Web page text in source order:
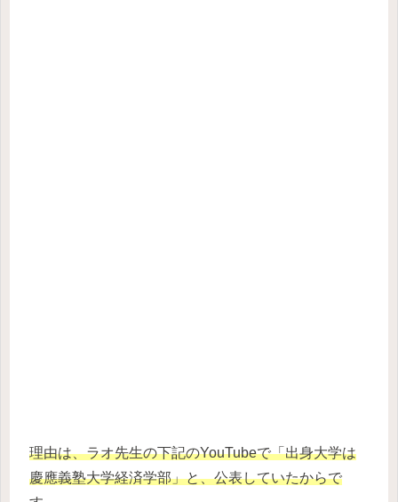
理由は、ラオ先生の下記のYouTubeで「出身大学は
慶應義塾大学経済学部」と、公表していたからで